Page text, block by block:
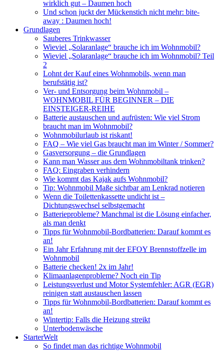
wirklich gut – Daumen hoch
Und schon juckt der Mückenstich nicht mehr: bite-
away : Daumen hoch!
Grundlagen
Sauberes Trinkwasser
Wieviel „Solaranlage“ brauche ich im Wohnmobil?
Wieviel „Solaranlage“ brauche ich im Wohnmobil? Teil
2
Lohnt der Kauf eines Wohnmobils, wenn man
berufstätig ist?
Ver- und Entsorgung beim Wohnmobil –
WOHNMOBIL FÜR BEGINNER – DIE
EINSTEIGER-REIHE
Batterie austauschen und aufrüsten: Wie viel Strom
braucht man im Wohnmobil?
Wohnmobilurlaub ist riskant!
FAQ – Wie viel Gas braucht man im Winter / Sommer?
Gasversorgung – die Grundlagen
Kann man Wasser aus dem Wohnmobiltank trinken?
FAQ: Eingraben verhindern
Wie kommt das Kajak aufs Wohnmobil?
Tip: Wohnmobil Maße sichtbar am Lenkrad notieren
Wenn die Toilettenkassette undicht ist –
Dichtungswechsel selbstgemacht
Batterieprobleme? Manchmal ist die Lösung einfacher,
als man denkt
Tipps für Wohnmobil-Bordbatterien: Darauf kommt es
an!
Ein Jahr Erfahrung mit der EFOY Brennstoffzelle im
Wohnmobil
Batterie checken! 2x im Jahr!
Klimaanlagenprobleme? Noch ein Tip
Leistungsverlust und Motor Systemfehler: AGR (EGR)
reinigen statt austauschen lassen
Tipps für Wohnmobil-Bordbatterien: Darauf kommt es
an!
Wintertip: Falls die Heizung streikt
Unterbodenwäsche
StarterWelt
So findet man das richtige Wohnmobil